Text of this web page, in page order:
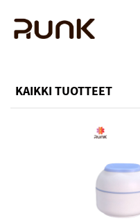
KAIKKI TUOTTEET